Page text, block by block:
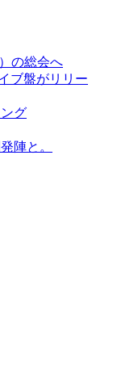
の総会へ
ブ盤がリリー
グ
陣と。